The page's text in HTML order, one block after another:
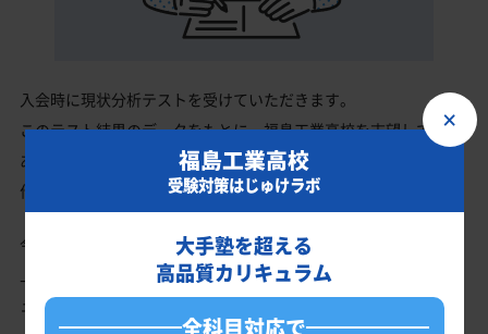
入会時に現状分析テストを受けていただきます。
このテスト結果のデータをもとに、福島工業高校を志望している
あなたに英語・数学・国語・理科・社会の最適なカリキュラムを
作成します。
今の成績・偏差値から福島工業高校の入試で確実に合格最低点以
上を取る、余裕を持って合格点を取るための勉強法、学習スケジ
ュールを明確にします。
×
福島工業高校
受験対策はじゅけラボ
大手塾を超える
高品質カリキュラム
全科目対応で